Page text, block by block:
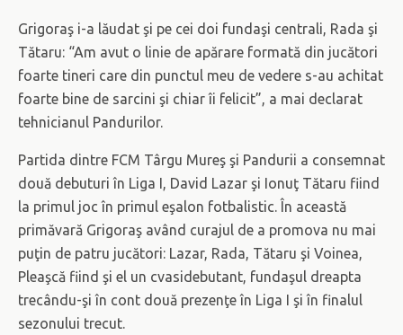
Grigoraş i-a lăudat şi pe cei doi fundaşi centrali, Rada şi
Tătaru: “Am avut o linie de apărare formată din jucători
foarte tineri care din punctul meu de vedere s-au achitat
foarte bine de sarcini şi chiar îi felicit”, a mai declarat
tehnicianul Pandurilor.
Partida dintre FCM Târgu Mureş şi Pandurii a consemnat
două debuturi în Liga I, David Lazar şi Ionuţ Tătaru fiind
la primul joc în primul eşalon fotbalistic. În această
primăvară Grigoraş având curajul de a promova nu mai
puţin de patru jucători: Lazar, Rada, Tătaru şi Voinea,
Pleaşcă fiind şi el un cvasidebutant, fundaşul dreapta
trecându-şi în cont două prezenţe în Liga I şi în finalul
sezonului trecut.